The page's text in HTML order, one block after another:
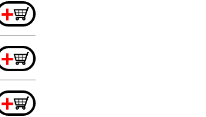
+
+
+